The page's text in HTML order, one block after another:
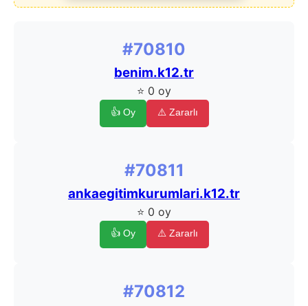
#70810
benim.k12.tr
⭐ 0 oy
👍 Oy ⚠️ Zararlı
#70811
ankaegitimkurumlari.k12.tr
⭐ 0 oy
👍 Oy ⚠️ Zararlı
#70812